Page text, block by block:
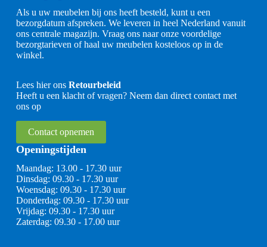
Als u uw meubelen bij ons heeft besteld, kunt u een
bezorgdatum afspreken. We leveren in heel Nederland vanuit
ons centrale magazijn. Vraag ons naar onze voordelige
bezorgtarieven of haal uw meubelen kosteloos op in de
winkel.
Lees hier ons Retourbeleid
Heeft u een klacht of vragen? Neem dan direct contact met
ons op
Contact opnemen
Openingstijden
Maandag: 13.00 - 17.30 uur
Dinsdag: 09.30 - 17.30 uur
Woensdag: 09.30 - 17.30 uur
Donderdag: 09.30 - 17.30 uur
Vrijdag: 09.30 - 17.30 uur
Zaterdag: 09.30 - 17.00 uur